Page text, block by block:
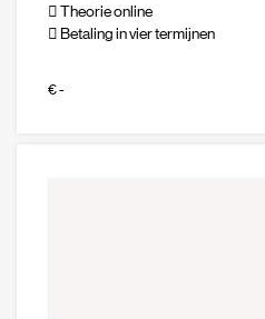
Theorie online
Betaling in vier termijnen
€ -